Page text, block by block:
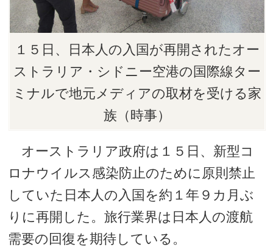
１５日、日本人の入国が再開されたオー
ストラリア・シドニー空港の国際線ター
ミナルで地元メディアの取材を受ける家
族（時事）
オーストラリア政府は１５日、新型コ
ロナウイルス感染防止のために原則禁止
していた日本人の入国を約１年９カ月ぶ
りに再開した。旅行業界は日本人の渡航
需要の回復を期待している。